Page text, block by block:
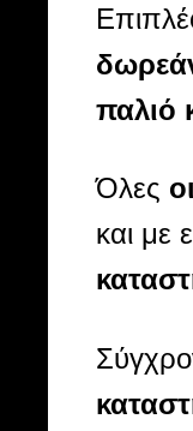
παλιό
Όλες
και με